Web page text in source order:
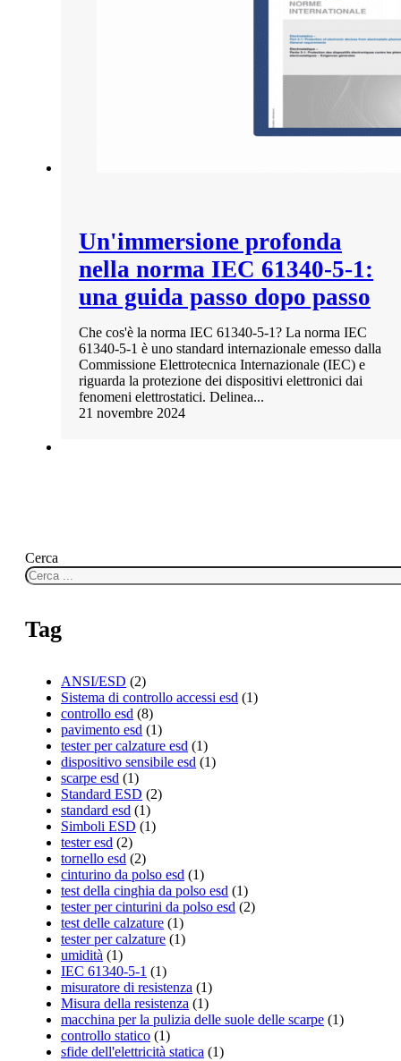
Un'immersione profonda
nella norma IEC 61340-5-1:
una guida passo dopo passo
Che cos'è la norma IEC 61340-5-1? La norma IEC
61340-5-1 è uno standard internazionale emesso dalla
Commissione Elettrotecnica Internazionale (IEC) e
riguarda la protezione dei dispositivi elettronici dai
fenomeni elettrostatici. Delinea...
21 novembre 2024
Cerca
Tag
ANSI/ESD (2)
Sistema di controllo accessi esd (1)
controllo esd (8)
pavimento esd (1)
tester per calzature esd (1)
dispositivo sensibile esd (1)
scarpe esd (1)
Standard ESD (2)
standard esd (1)
Simboli ESD (1)
tester esd (2)
tornello esd (2)
cinturino da polso esd (1)
test della cinghia da polso esd (1)
tester per cinturini da polso esd (2)
test delle calzature (1)
tester per calzature (1)
umidità (1)
IEC 61340-5-1 (1)
misuratore di resistenza (1)
Misura della resistenza (1)
macchina per la pulizia delle suole delle scarpe (1)
controllo statico (1)
sfide dell'elettricità statica (1)